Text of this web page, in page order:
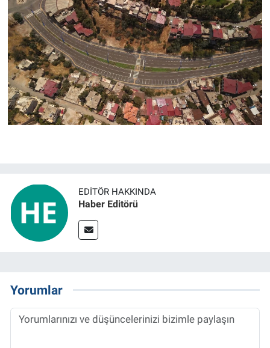
EDITÖR HAKKINDA
Haber Editörü
Yorumlar